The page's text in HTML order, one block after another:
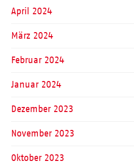
April 2024
März 2024
Februar 2024
Januar 2024
Dezember 2023
November 2023
Oktober 2023